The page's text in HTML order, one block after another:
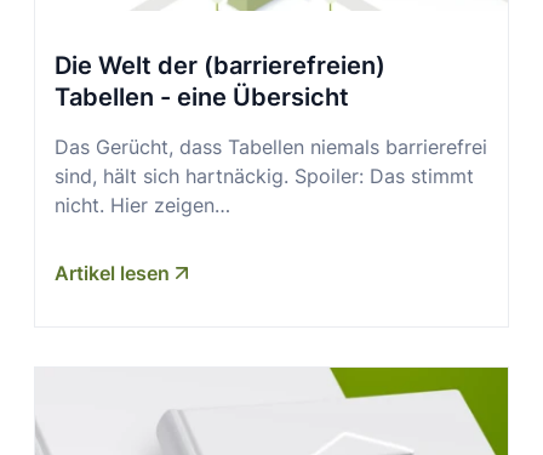
Die Welt der (barrierefreien)
Tabellen - eine Übersicht
Das Gerücht, dass Tabellen niemals barrierefrei
sind, hält sich hartnäckig. Spoiler: Das stimmt
nicht. Hier zeigen…
Artikel lesen